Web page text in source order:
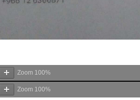
Zoom 100%
Zoom 100%